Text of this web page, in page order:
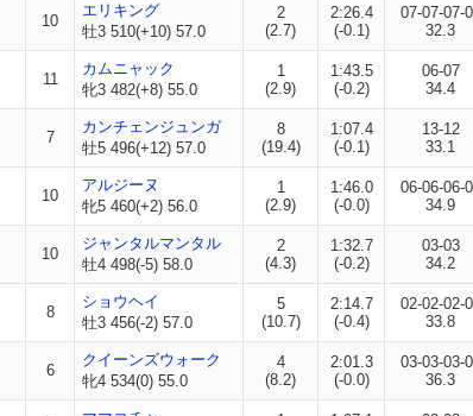
10
エリキング
牡3 510(+10) 57.0
2
(2.7)
2:26.4
(-0.1)
07-07-07-
32.3
11
カムニャック
牝3 482(+8) 55.0
1
(2.9)
1:43.5
(-0.2)
06-07
34.4
7
カンチェンジュンガ
牡5 496(+12) 57.0
8
(19.4)
1:07.4
(-0.1)
13-12
33.1
10
アルジーヌ
牝5 460(+2) 56.0
1
(2.9)
1:46.0
(-0.0)
06-06-06-
34.9
10
ジャンタルマンタル
牡4 498(-5) 58.0
2
(4.3)
1:32.7
(-0.2)
03-03
34.2
8
ショウヘイ
牡3 456(-2) 57.0
5
(10.7)
2:14.7
(-0.4)
02-02-02-
33.8
6
クイーンズウォーク
牝4 534(0) 55.0
4
(8.2)
2:01.3
(-0.0)
03-03-03-
36.3